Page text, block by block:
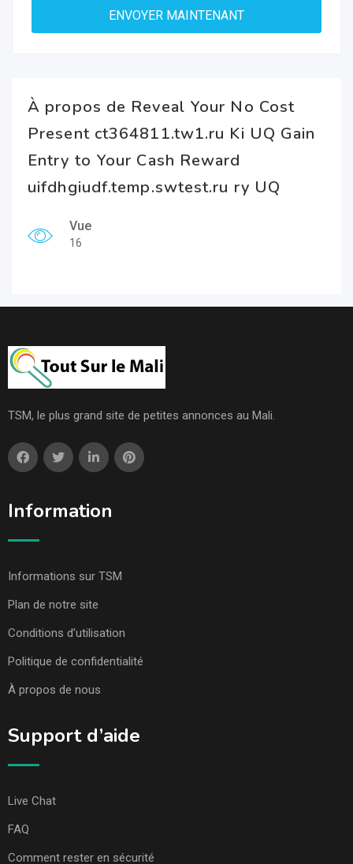
À propos de Reveal Your No Cost
Present ct364811.tw1.ru Ki UQ Gain
Entry to Your Cash Reward
uifdhgiudf.temp.swtest.ru ry UQ
Vue
16
TSM, le plus grand site de petites annonces au Mali.
Information
Informations sur TSM
Plan de notre site
Conditions d’utilisation
Politique de confidentialité
À propos de nous
Support d’aide
Live Chat
FAQ
Comment rester en sécurité